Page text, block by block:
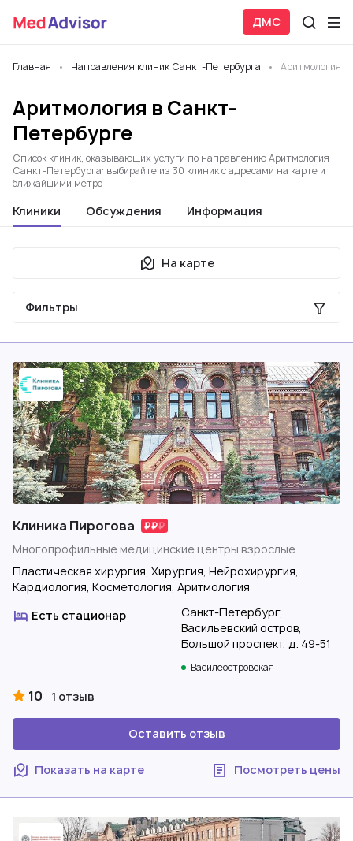
ДМС
Главная Направления клиник Санкт-Петербурга Аритмология
Аритмология в Санкт-
Петербурге
Список клиник, оказывающих услуги по направлению Аритмология
Санкт-Петербурга: выбирайте из 30 клиник с адресами на карте и
ближайшими метро
Клиники Обсуждения Информация
На карте
Фильтры
Клиника Пирогова
Многопрофильные медицинские центры взрослые
Пластическая хирургия, Хирургия, Нейрохирургия,
Кардиология, Косметология, Аритмология
Есть стационар
Санкт-Петербург,
Васильевский остров,
Большой проспект, д. 49-51
Василеостровская
10 1 отзыв
Оставить отзыв
Показать на карте Посмотреть цены